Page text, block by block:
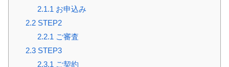
2.1.1 お申込み
2.2STEP2
2.2.1 ご審査
2.3STEP3
2.3.1 ご契約